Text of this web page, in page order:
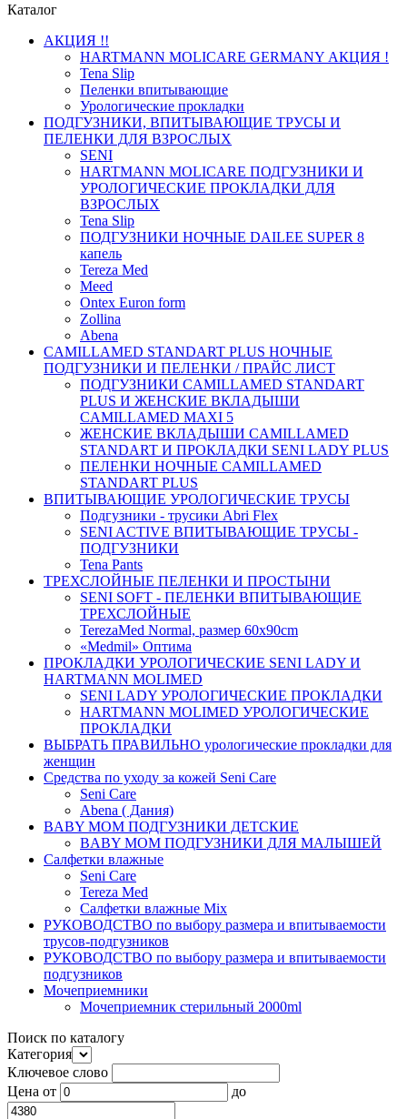
Каталог
АКЦИЯ !!
HARTMANN MOLICARE GERMANY АКЦИЯ !
Tena Slip
Пеленки впитывающие
Урологические прокладки
ПОДГУЗНИКИ, ВПИТЫВАЮЩИЕ ТРУСЫ И
ПЕЛЕНКИ ДЛЯ ВЗРОСЛЫХ
SENI
HARTMANN MOLICARE ПОДГУЗНИКИ И
УРОЛОГИЧЕСКИЕ ПРОКЛАДКИ ДЛЯ
ВЗРОСЛЫХ
Tena Slip
ПОДГУЗНИКИ НОЧНЫЕ DAILEE SUPER 8
капель
Tereza Med
Meed
Ontex Euron form
Zollina
Abena
CAMILLAMED STANDART PLUS НОЧНЫЕ
ПОДГУЗНИКИ И ПЕЛЕНКИ / ПРАЙС ЛИСТ
ПОДГУЗНИКИ CAMILLAMED STANDART
PLUS И ЖЕНСКИЕ ВКЛАДЫШИ
CAMILLAMED MAXI 5
ЖЕНСКИЕ ВКЛАДЫШИ CAMILLAMED
STANDART И ПРОКЛАДКИ SENI LADY PLUS
ПЕЛЕНКИ НОЧНЫЕ CAMILLAMED
STANDART PLUS
ВПИТЫВАЮЩИЕ УРОЛОГИЧЕСКИЕ ТРУСЫ
Подгузники - трусики Abri Flex
SENI ACTIVE ВПИТЫВАЮЩИЕ ТРУСЫ -
ПОДГУЗНИКИ
Tena Pants
ТРЕХСЛОЙНЫЕ ПЕЛЕНКИ И ПРОСТЫНИ
SENI SOFT - ПЕЛЕНКИ ВПИТЫВАЮЩИЕ
ТРЕХСЛОЙНЫЕ
TerezaMed Normal, размер 60x90cm
«Medmil» Оптима
ПРОКЛАДКИ УРОЛОГИЧЕСКИЕ SENI LADY И
HARTMANN MOLIMED
SENI LADY УРОЛОГИЧЕСКИЕ ПРОКЛАДКИ
HARTMANN MOLIMED УРОЛОГИЧЕСКИЕ
ПРОКЛАДКИ
ВЫБРАТЬ ПРАВИЛЬНО урологические прокладки для
женщин
Средства по уходу за кожей Seni Care
Seni Care
Abena ( Дания)
BABY MOM ПОДГУЗНИКИ ДЕТСКИЕ
BABY MOM ПОДГУЗНИКИ ДЛЯ МАЛЫШЕЙ
Салфетки влажные
Seni Care
Tereza Med
Салфетки влажные Mix
РУКОВОДСТВО по выбору размера и впитываемости
трусов-подгузников
РУКОВОДСТВО по выбору размера и впитываемости
подгузников
Мочеприемники
Мочеприемник стерильный 2000ml
Поиск по каталогу
Категория
Ключевое слово
Цена от до